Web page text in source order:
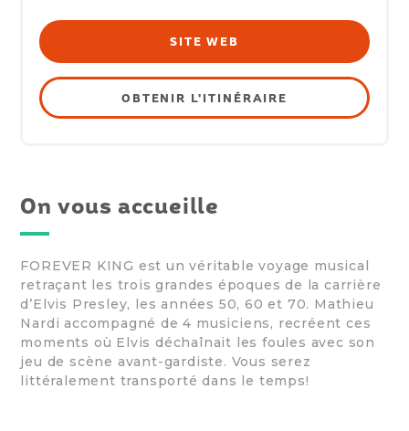
SITE WEB
OBTENIR L'ITINÉRAIRE
On vous accueille
FOREVER KING est un véritable voyage musical
retraçant les trois grandes époques de la carrière
d’Elvis Presley, les années 50, 60 et 70. Mathieu
Nardi accompagné de 4 musiciens, recréent ces
moments où Elvis déchaînait les foules avec son
jeu de scène avant-gardiste. Vous serez
littéralement transporté dans le temps!